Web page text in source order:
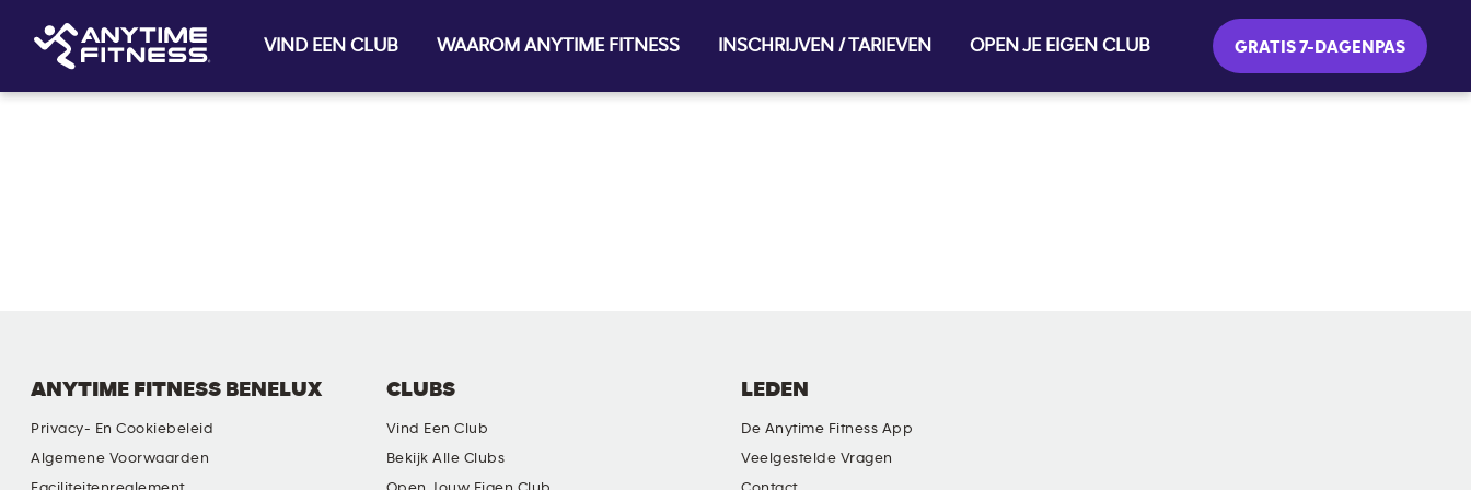
VIND EEN CLUB WAAROM ANYTIME FITNESS INSCHRIJVEN / TARIEVEN OPEN JE EIGEN CLUB GRATIS 7-DAGENPAS
ANYTIME FITNESS BENELUX
Privacy- En Cookiebeleid
Algemene Voorwaarden
CLUBS
Vind Een Club
Bekijk Alle Clubs
LEDEN
De Anytime Fitness App
Veelgestelde Vragen